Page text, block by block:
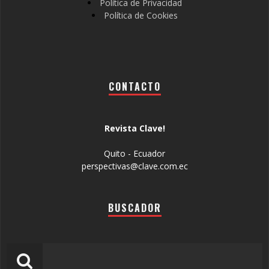
Política de Privacidad
Política de Cookies
CONTACTO
Revista Clave!
Quito - Ecuador
perspectivas@clave.com.ec
BUSCADOR